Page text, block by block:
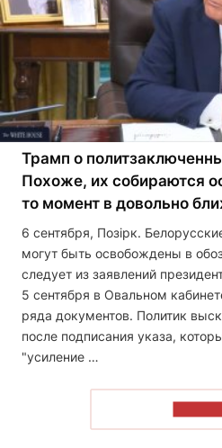
Трамп о
Похоже, их собираются
то момент в довольно
6 сентября, Позірк.
могут быть освобождены в
следует из заявлений
5 сентября в Овальном
ряда документов. Политик
после подписания указа,
"усиление …